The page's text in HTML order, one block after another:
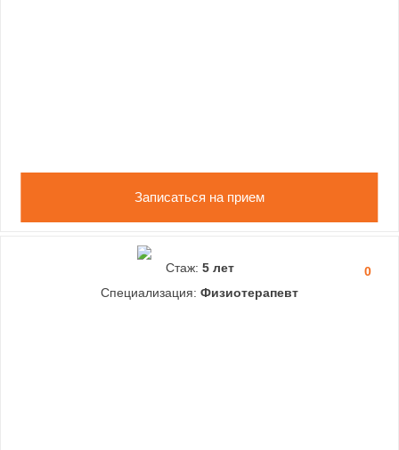
Записаться на прием
0
Стаж: 5 лет
Специализация: Физиотерапевт